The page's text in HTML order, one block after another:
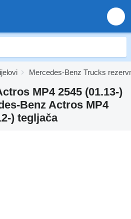
Mercedes-Benz Trucks
MP4 2545 (01.13-)
Benz Actros MP4
) tegljača